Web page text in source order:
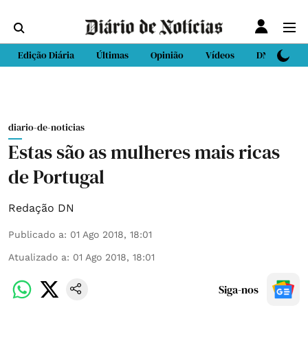
Edição Diária Últimas Opinião Vídeos DN Sport
diario-de-noticias
Estas são as mulheres mais ricas
de Portugal
Redação DN
Publicado a: 01 Ago 2018, 18:01
Atualizado a: 01 Ago 2018, 18:01
Siga-nos